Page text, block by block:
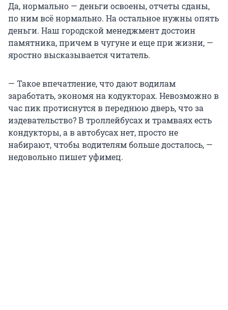
Да, нормально — деньги освоены, отчеты сданы,
по ним всё нормально. На остальное нужны опять
деньги. Наш городской менеджмент достоин
памятника, причем в чугуне и еще при жизни, —
яростно высказывается читатель.
— Такое впечатление, что дают водилам
заработать, экономя на кодукторах. Невозможно в
час пик протиснутся в переднюю дверь, что за
издевательство? В троллейбусах и трамваях есть
кондукторы, а в автобусах нет, просто не
набирают, чтобы водителям больше досталось, —
недовольно пишет уфимец.